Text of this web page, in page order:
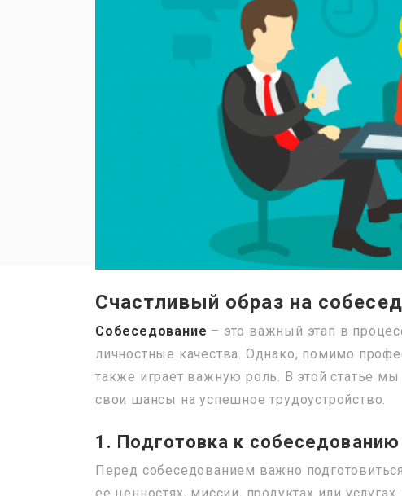
Счастливый образ на
Собеседование – это важный этап в
личностные качества. Однако, помимо
также играет важную роль. В этой статье
свои шансы на успешное трудоустройство.
1. Подготовка к собеседованию
Перед собеседованием важно